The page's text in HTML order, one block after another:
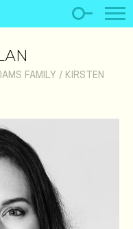
FAMILY / KIRSTEN